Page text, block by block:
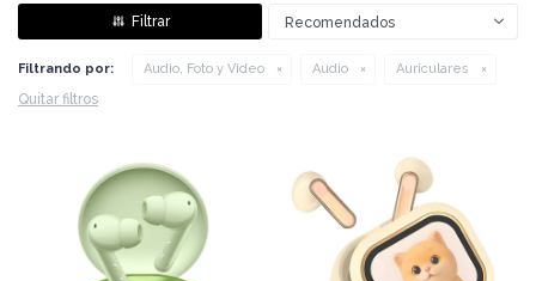
Recomendados
Filtrando por: Audio, Foto y Video Audio Auriculares
Quitar filtros